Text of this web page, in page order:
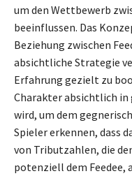
um den Wettbewerb
beeinflussen. Das
Beziehung zwischen
absichtliche Strategie
Erfahrung gezielt zu
Charakter absichtlich
wird, um dem
Spieler erkennen, dass
von Tributzahlen, die
potenziell dem Feedee,